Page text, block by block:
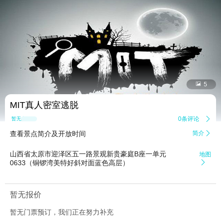
 5
MIT真人密室逃脱
暂无点评 0条评论 
查看景点简介及开放时间 简介 
山西省太原市迎泽区五一路景观新贵豪庭B座一单元
0633（铜锣湾美特好斜对面蓝色高层）
地图

暂无报价
暂无门票预订，我们正在努力补充